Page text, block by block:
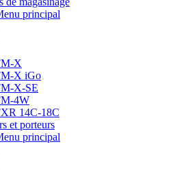
principal
X
X iGo
X-SE
4W
14C-18C
et porteurs
principal